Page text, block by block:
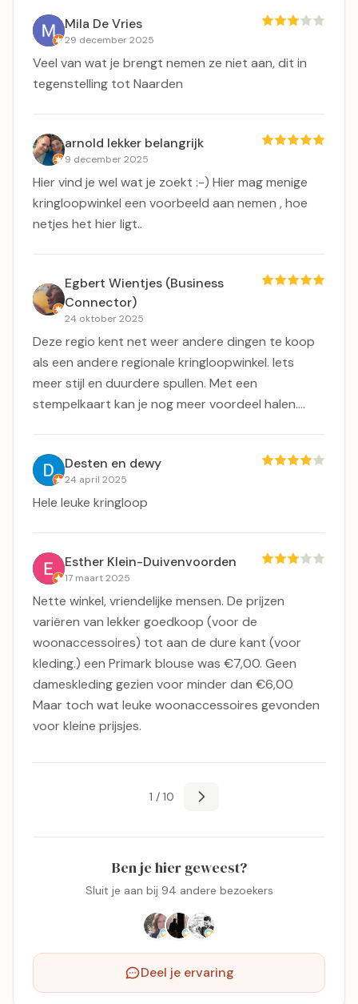
Mila De Vries
29 december 2025
Veel van wat je brengt nemen ze niet aan, dit in
tegenstelling tot Naarden
arnold lekker belangrijk
9 december 2025
Hier vind je wel wat je zoekt :-) Hier mag menige
kringloopwinkel een voorbeeld aan nemen , hoe
netjes het hier ligt..
Egbert Wientjes (Business
Connector)
24 oktober 2025
Deze regio kent net weer andere dingen te koop
als een andere regionale kringloopwinkel. Iets
meer stijl en duurdere spullen. Met een
stempelkaart kan je nog meer voordeel halen....
Desten en dewy
24 april 2025
Hele leuke kringloop
Esther Klein-Duivenvoorden
17 maart 2025
Nette winkel, vriendelijke mensen. De prijzen
variëren van lekker goedkoop (voor de
woonaccessoires) tot aan de dure kant (voor
kleding.) een Primark blouse was €7,00. Geen
dameskleding gezien voor minder dan €6,00
Maar toch wat leuke woonaccessoires gevonden
voor kleine prijsjes.
1 / 10
Ben je hier geweest?
Sluit je aan bij 94 andere bezoekers
Deel je ervaring